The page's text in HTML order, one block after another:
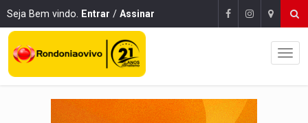
Seja Bem vindo. Entrar / Assinar